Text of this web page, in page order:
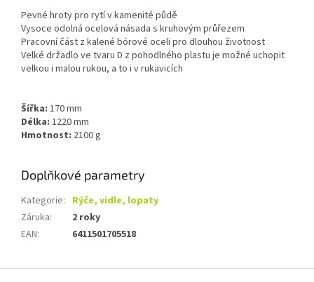
Pevné hroty pro rytí v kamenité půdě
Vysoce odolná ocelová násada s kruhovým průřezem
Pracovní část z kalené bórové oceli pro dlouhou životnost
Velké držadlo ve tvaru D z pohodlného plastu je možné uchopit
velkou i malou rukou, a to i v rukavicích
Šířka: 170 mm
Délka: 1220 mm
Hmotnost: 2100 g
Doplňkové parametry
Kategorie: Rýče, vidle, lopaty
Záruka:
2 roky
EAN: 6411501705518